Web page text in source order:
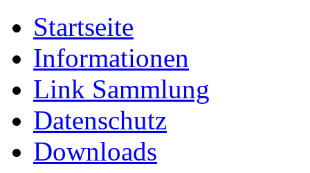
Startseite
Informationen
Link Sammlung
Datenschutz
Downloads